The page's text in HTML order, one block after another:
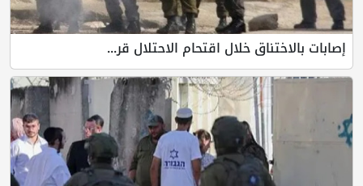
خلال اقتحام الاحتلال قر...